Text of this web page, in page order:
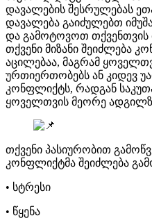
დავალების შესრულებას
დავალება გაიძულებთ
და გამოტოვოთ თქვენთვის
თქვენი მიზანი შეიძლება
აცილებაა, მაგრამ
ურთიერთობებს ან კიდევ
კონფლიქტს, რადგან
ყოველთვის მეორე
თქვენი პასიურობით
კონფლიქტმა შეიძლება
• სტრესი
• წყენა